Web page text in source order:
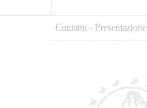
Cuntattu - Presentazione